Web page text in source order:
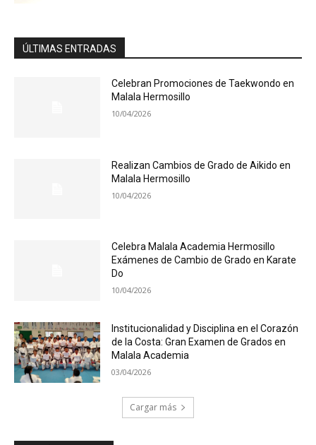
ÚLTIMAS ENTRADAS
Celebran Promociones de Taekwondo en
Malala Hermosillo
10/04/2026
Realizan Cambios de Grado de Aikido en
Malala Hermosillo
10/04/2026
Celebra Malala Academia Hermosillo
Exámenes de Cambio de Grado en Karate
Do
10/04/2026
Institucionalidad y Disciplina en el Corazón
de la Costa: Gran Examen de Grados en
Malala Academia
03/04/2026
Cargar más